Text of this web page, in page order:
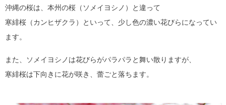
沖縄の桜は、本州の桜（ソメイヨシノ）と違って
寒緋桜（カンヒザクラ）といって、少し色の濃い花びらになってい
ます。
また、ソメイヨシノは花びらがパラパラと舞い散りますが、
寒緋桜は下向きに花が咲き、蕾ごと落ちます。